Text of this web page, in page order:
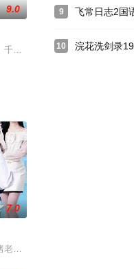
才夺宝之争，后来演化成四家的
剧就迅速走红香港，这是一
9.0
千术变幻无穷，ATV爆笑作品
而故
之想被無限放大，一不經意，
錢與權勢、追求不屬於自己的
7.0
老公和她唯一的閨蜜的姦情，
9 飞常日志2国
10 浣花洗剑录